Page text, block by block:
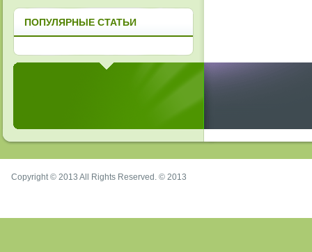
ПОПУЛЯРНЫЕ СТАТЬИ
Copyright © 2013 All Rights Reserved. © 2013